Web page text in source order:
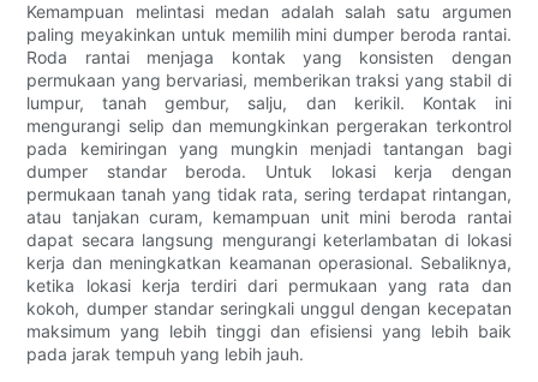
Kemampuan melintasi medan adalah salah satu argumen
paling meyakinkan untuk memilih mini dumper beroda rantai.
Roda rantai menjaga kontak yang konsisten dengan
permukaan yang bervariasi, memberikan traksi yang stabil di
lumpur, tanah gembur, salju, dan kerikil. Kontak ini
mengurangi selip dan memungkinkan pergerakan terkontrol
pada kemiringan yang mungkin menjadi tantangan bagi
dumper standar beroda. Untuk lokasi kerja dengan
permukaan tanah yang tidak rata, sering terdapat rintangan,
atau tanjakan curam, kemampuan unit mini beroda rantai
dapat secara langsung mengurangi keterlambatan di lokasi
kerja dan meningkatkan keamanan operasional. Sebaliknya,
ketika lokasi kerja terdiri dari permukaan yang rata dan
kokoh, dumper standar seringkali unggul dengan kecepatan
maksimum yang lebih tinggi dan efisiensi yang lebih baik
pada jarak tempuh yang lebih jauh.